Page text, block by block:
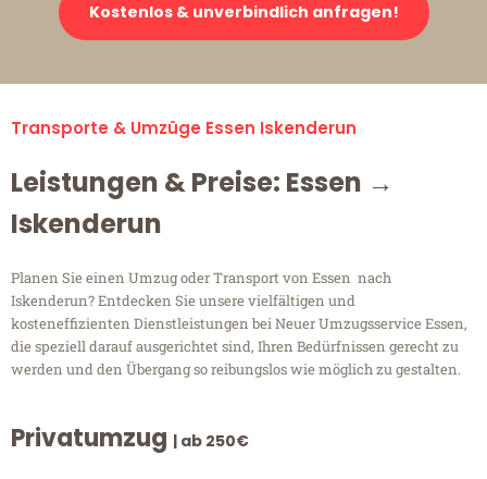
Kostenlos & unverbindlich anfragen!
Transporte & Umzüge Essen Iskenderun
Leistungen & Preise: Essen →
Iskenderun
Planen Sie einen Umzug oder Transport von Essen nach
Iskenderun? Entdecken Sie unsere vielfältigen und
kosteneffizienten Dienstleistungen bei Neuer Umzugsservice Essen,
die speziell darauf ausgerichtet sind, Ihren Bedürfnissen gerecht zu
werden und den Übergang so reibungslos wie möglich zu gestalten.
Privatumzug | ab 250€